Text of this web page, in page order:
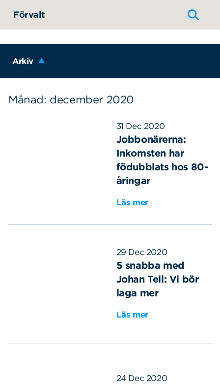
Förvalt
Arkiv
Månad: december 2020
31 Dec 2020
Jobbonärerna:
Inkomsten har
födubblats hos 80-
åringar
Läs mer
29 Dec 2020
5 snabba med
Johan Tell: Vi bör
laga mer
Läs mer
24 Dec 2020